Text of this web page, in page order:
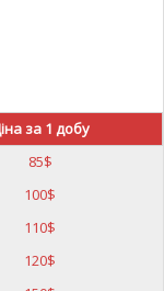
за 1 добу
85$
100$
110$
120$